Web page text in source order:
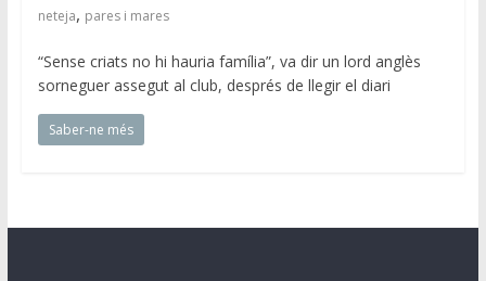
neteja, pares i mares
“Sense criats no hi hauria família”, va dir un lord anglès
sorneguer assegut al club, després de llegir el diari
Saber-ne més